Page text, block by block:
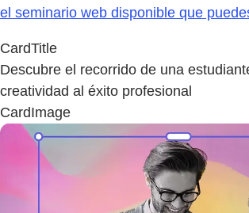
el seminario web disponible que
CardTitle
Descubre el recorrido de una
creatividad al éxito profesional
CardImage